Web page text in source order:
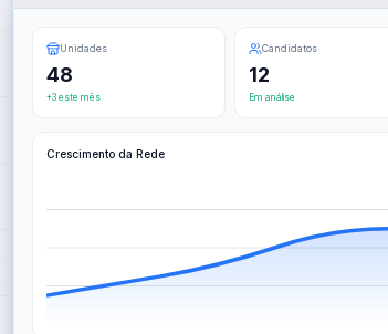
Unidades
48
+3 este mês
Candidatos
12
Em análise
Crescimento da Rede